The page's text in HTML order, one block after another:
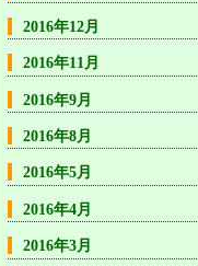
2016年12月
2016年11月
2016年9月
2016年8月
2016年5月
2016年4月
2016年3月